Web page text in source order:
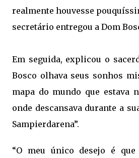
realmente houvesse
secretário entregou a Dom
Em seguida, explicou o
Bosco olhava seus sonhos
mapa do mundo que estava
onde descansava durante a
Sampierdarena”.
“O meu único desejo é